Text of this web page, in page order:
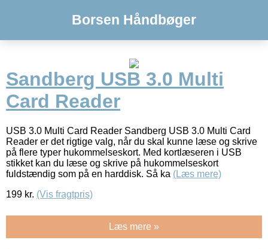
Borsen Håndbøger
Sandberg USB 3.0 Multi
Card Reader
USB 3.0 Multi Card Reader Sandberg USB 3.0 Multi Card
Reader er det rigtige valg, når du skal kunne læse og skrive
på flere typer hukommelseskort. Med kortlæseren i USB
stikket kan du læse og skrive på hukommelseskort
fuldstændig som på en harddisk. Så ka (Læs mere)
199 kr. (Vis fragtpris)
Læs mere »